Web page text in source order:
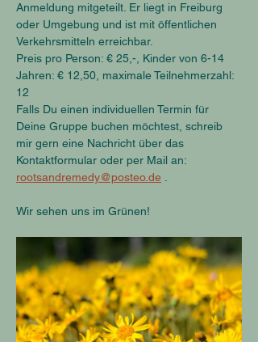
Anmeldung mitgeteilt. Er liegt in Freiburg
oder Umgebung und ist mit öffentlichen
Verkehrsmitteln erreichbar.
Preis pro Person: € 25,-, Kinder von 6-14
Jahren: € 12,50, maximale Teilnehmerzahl:
12
Falls Du einen individuellen Termin für
Deine Gruppe buchen möchtest, schreib
mir gern eine Nachricht über das
Kontaktformular oder per Mail an:
rootsandremedy@posteo.de
Wir sehen uns im Grünen!